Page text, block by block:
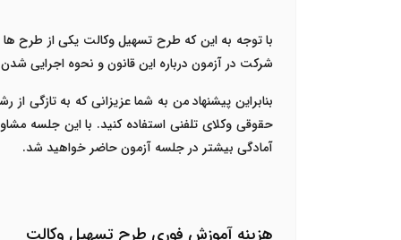
با توجه به این که طرح تسهیل وکالت
شرکت در آزمون درباره این قانون و نحوه اجرایی
بنابراین پیشنهاد من به شما عزیزانی که به تازگی
حقوقی وکلای تلفنی استفاده کنید. با این جلسه
آمادگی بیشتر در جلسه آزمون حاضر خواهید شد.
هزینه آموزش فوری طرح تسهیل وکالت